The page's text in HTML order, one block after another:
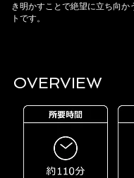
き明かすことで絶望に立ち向か
トです。
OVERVIEW​